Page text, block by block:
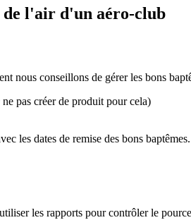
de l'air d'un aéro-club
nous conseillons de gérer les bons
pas créer de produit pour cela)
dates de remise des bons
les rapports pour contrôler le